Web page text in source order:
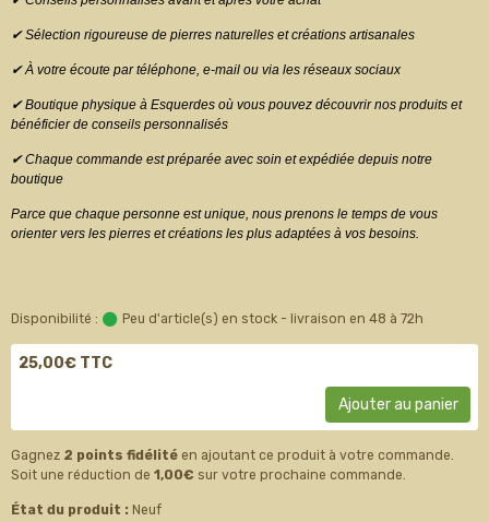
✔ Sélection rigoureuse de pierres naturelles et créations artisanales
✔ À votre écoute par téléphone, e-mail ou via les réseaux sociaux
✔ Boutique physique à Esquerdes où vous pouvez découvrir nos produits et
bénéficier de conseils personnalisés
✔ Chaque commande est préparée avec soin et expédiée depuis notre
boutique
Parce que chaque personne est unique, nous prenons le temps de vous
orienter vers les pierres et créations les plus adaptées à vos besoins.
Disponibilité : Peu d'article(s) en stock - livraison en 48 à 72h
25,00€ TTC
Ajouter au panier
Gagnez 2 points fidélité en ajoutant ce produit à votre commande.
Soit une réduction de 1,00€ sur votre prochaine commande.
État du produit : Neuf